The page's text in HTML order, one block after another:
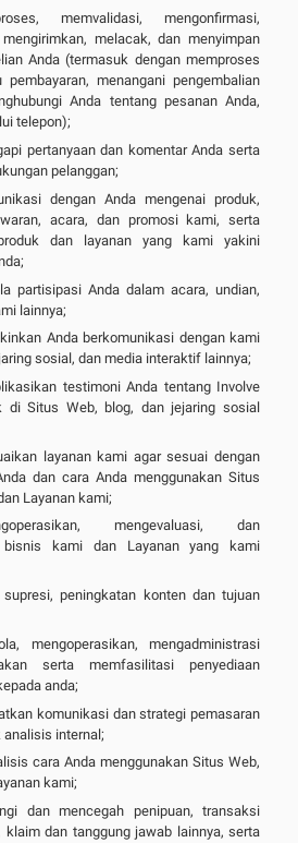
memvalidasi, mengonfirmasi,
melacak, dan menyimpan
Anda (termasuk dengan memproses
pembayaran, menangani pengembalian
Anda tentang pesanan Anda,
telepon);
pertanyaan dan komentar Anda serta
pelanggan;
dengan Anda mengenai produk,
acara, dan promosi kami, serta
dan layanan yang kami yakini
partisipasi Anda dalam acara, undian,
lainnya;
Anda berkomunikasi dengan kami
sosial, dan media interaktif lainnya;
testimoni Anda tentang Involve
di Situs Web, blog, dan jejaring sosial
layanan kami agar sesuai dengan
dan cara Anda menggunakan Situs
Layanan kami;
mengevaluasi, dan
bisnis kami dan Layanan yang kami
peningkatan konten dan tujuan
mengoperasikan, mengadministrasi
serta memfasilitasi penyediaan
anda;
komunikasi dan strategi pemasaran
analisis internal;
cara Anda menggunakan Situs Web,
kami;
dan mencegah penipuan, transaksi
klaim dan tanggung jawab lainnya, serta